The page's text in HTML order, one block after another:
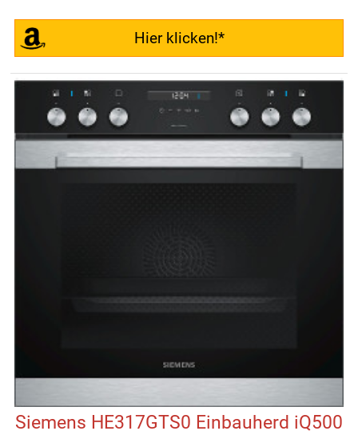
Hier klicken!*
Siemens HE317GTS0 Einbauherd iQ500